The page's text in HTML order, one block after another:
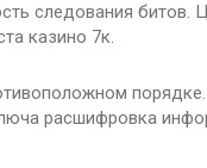
следования битов.
казино 7к.
порядке.
расшифровка